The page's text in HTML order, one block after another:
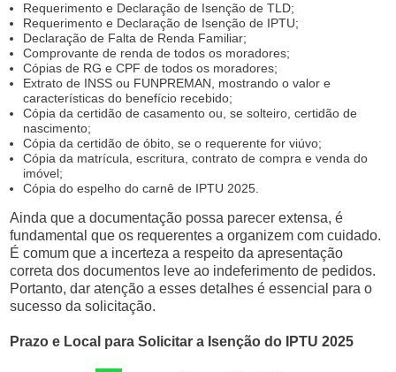
Requerimento e Declaração de Isenção de TLD;
Requerimento e Declaração de Isenção de IPTU;
Declaração de Falta de Renda Familiar;
Comprovante de renda de todos os moradores;
Cópias de RG e CPF de todos os moradores;
Extrato de INSS ou FUNPREMAN, mostrando o valor e
características do benefício recebido;
Cópia da certidão de casamento ou, se solteiro, certidão de
nascimento;
Cópia da certidão de óbito, se o requerente for viúvo;
Cópia da matrícula, escritura, contrato de compra e venda do
imóvel;
Cópia do espelho do carnê de IPTU 2025.
Ainda que a documentação possa parecer extensa, é
fundamental que os requerentes a organizem com cuidado.
É comum que a incerteza a respeito da apresentação
correta dos documentos leve ao indeferimento de pedidos.
Portanto, dar atenção a esses detalhes é essencial para o
sucesso da solicitação.
Prazo e Local para Solicitar a Isenção do IPTU 2025